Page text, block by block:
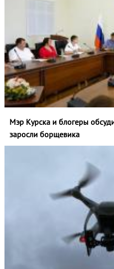
Мэр Курска и блогеры
заросли борщевика